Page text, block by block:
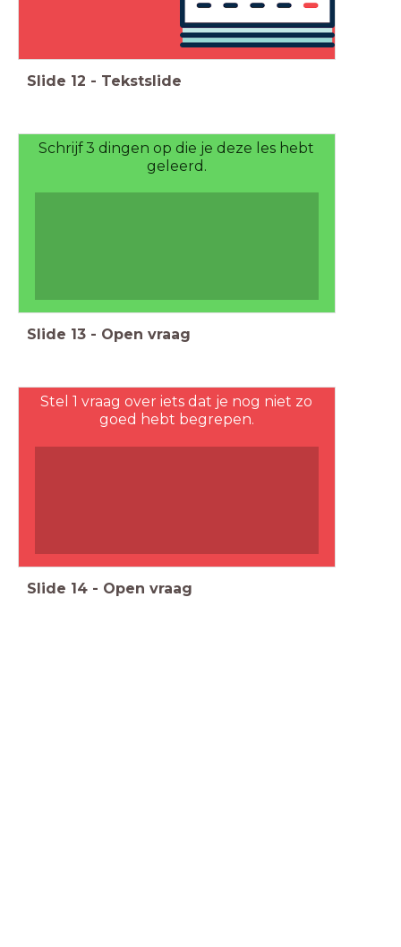
Slide 12 - Tekstslide
Schrijf 3 dingen op die je deze les hebt
geleerd.
Slide 13 - Open vraag
Stel 1 vraag over iets dat je nog niet zo
goed hebt begrepen.
Slide 14 - Open vraag